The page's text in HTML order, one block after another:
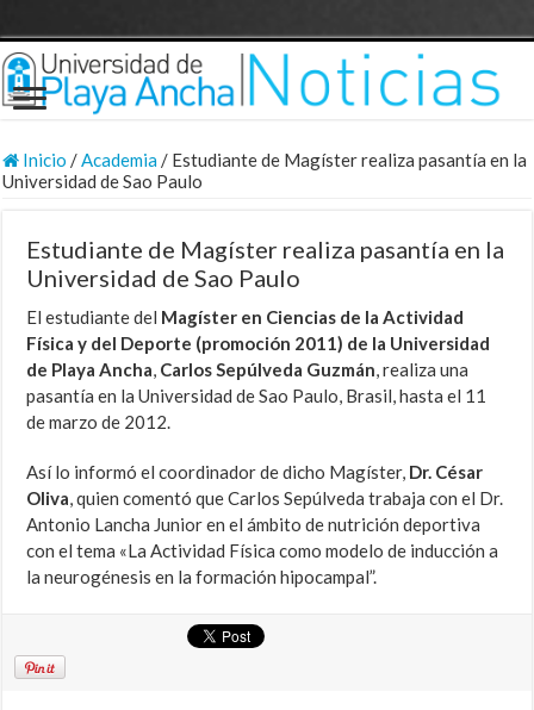
Inicio /Academia/ Estudiante de Magíster realiza pasantía en la
Universidad de Sao Paulo
Estudiante de Magíster realiza pasantía en la
Universidad de Sao Paulo
El estudiante del Magíster en Ciencias de la Actividad
Física y del Deporte (promoción 2011) de la Universidad
de Playa Ancha, Carlos Sepúlveda Guzmán, realiza una
pasantía en la Universidad de Sao Paulo, Brasil, hasta el 11
de marzo de 2012.
Así lo informó el coordinador de dicho Magíster, Dr. César
Oliva, quien comentó que Carlos Sepúlveda trabaja con el Dr.
Antonio Lancha Junior en el ámbito de nutrición deportiva
con el tema «La Actividad Física como modelo de inducción a
la neurogénesis en la formación hipocampal”.